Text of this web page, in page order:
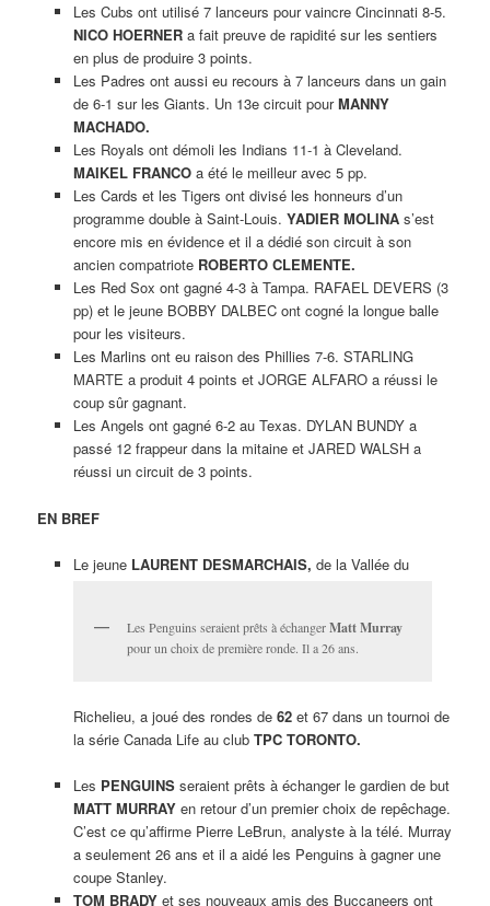
Les Cubs ont utilisé 7 lanceurs pour vaincre Cincinnati 8-5.
NICO HOERNERa fait preuve de rapidité sur les sentiers
en plus de produire 3 points.
Les Padres ont aussi eu recours à 7 lanceurs dans un gain
de 6-1 sur les Giants. Un 13e circuit pourMANNY
MACHADO.
Les Royals ont démoli les Indians 11-1 à Cleveland.
MAIKEL FRANCOa été le meilleur avec 5 pp.
Les Cards et les Tigers ont divisé les honneurs d’un
programme double à Saint-Louis. YADIER MOLINAs’est
encore mis en évidence et il a dédié son circuit à son
ancien compatriote ROBERTO CLEMENTE.
Les Red Sox ont gagné 4-3 à Tampa. RAFAEL DEVERS (3
pp) et le jeune BOBBY DALBEC ont cogné la longue balle
pour les visiteurs.
Les Marlins ont eu raison des Phillies 7-6. STARLING
MARTE a produit 4 points et JORGE ALFARO a réussi le
coup sûr gagnant.
Les Angels ont gagné 6-2 au Texas. DYLAN BUNDY a
passé 12 frappeur dans la mitaine et JARED WALSH a
réussi un circuit de 3 points.
EN BREF
Le jeune LAURENT DESMARCHAIS, de la Vallée du
Les Penguins seraient prêts à échangerMatt Murray
pour un choix de première ronde. Il a 26 ans.
Richelieu, a joué des rondes de 62et 67 dans un tournoi de
la série Canada Life au club TPC TORONTO.
Les PENGUINSseraient prêts à échanger le gardien de but
MATT MURRAYen retour d’un premier choix de repêchage.
C’est ce qu’affirme Pierre LeBrun, analyste à la télé. Murray
a seulement 26 ans et il a aidé les Penguins à gagner une
coupe Stanley.
TOM BRADY et ses nouveaux amis des Buccaneers ont